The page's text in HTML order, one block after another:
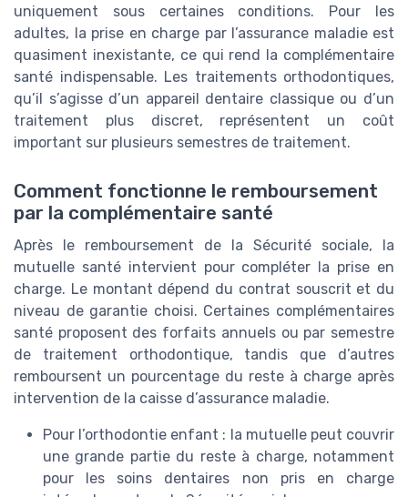
uniquement sous certaines conditions. Pour les
adultes, la prise en charge par l’assurance maladie est
quasiment inexistante, ce qui rend la complémentaire
santé indispensable. Les traitements orthodontiques,
qu’il s’agisse d’un appareil dentaire classique ou d’un
traitement plus discret, représentent un coût
important sur plusieurs semestres de traitement.
Comment fonctionne le remboursement
par la complémentaire santé
Après le remboursement de la Sécurité sociale, la
mutuelle santé intervient pour compléter la prise en
charge. Le montant dépend du contrat souscrit et du
niveau de garantie choisi. Certaines complémentaires
santé proposent des forfaits annuels ou par semestre
de traitement orthodontique, tandis que d’autres
remboursent un pourcentage du reste à charge après
intervention de la caisse d’assurance maladie.
Pour l’orthodontie enfant : la mutuelle peut couvrir
une grande partie du reste à charge, notamment
pour les soins dentaires non pris en charge